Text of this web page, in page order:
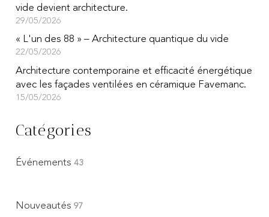
vide devient architecture.
29/05/2026
« L'un des 88 » – Architecture quantique du vide
22/05/2026
Architecture contemporaine et efficacité énergétique
avec les façades ventilées en céramique Favemanc.
15/05/2026
Catégories
Événements 43
Nouveautés 97